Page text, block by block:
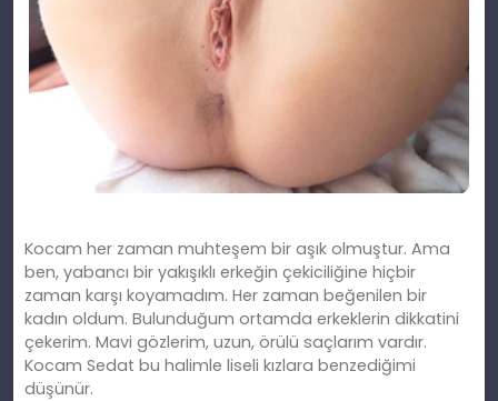
Kocam her zaman muhteşem bir aşık olmuştur. Ama
ben, yabancı bir yakışıklı erkeğin çekiciliğine hiçbir
zaman karşı koyamadım. Her zaman beğenilen bir
kadın oldum. Bulunduğum ortamda erkeklerin dikkatini
çekerim. Mavi gözlerim, uzun, örülü saçlarım vardır.
Kocam Sedat bu halimle liseli kızlara benzediğimi
düşünür.